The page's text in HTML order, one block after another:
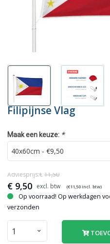
Filipijnse Vlag
Maak een keuze: *
€ 9,50 (€11,50incl. btw)
Adviesprijs:€ 11,50
Op voorraad! Op werkdagen
verzonden